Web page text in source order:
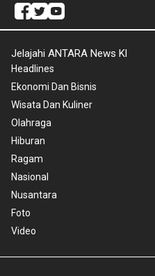
Jelajahi ANTARA News Kl
Headlines
Ekonomi Dan Bisnis
Wisata Dan Kuliner
Olahraga
Hiburan
Ragam
Nasional
Nusantara
Foto
Video